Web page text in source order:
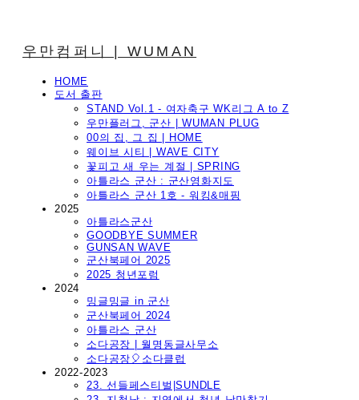
우만컴퍼니 | WUMAN
HOME
도서 출판
STAND Vol.1 - 여자축구 WK리그 A to Z
우만플러그, 군산 | WUMAN PLUG
00의 집, 그 집 | HOME
웨이브 시티 | WAVE CITY
꽃피고 새 우는 계절 | SPRING
아틀라스 군산 : 군산영화지도
아틀라스 군산 1호 - 워킹&매핑
2025
아틀라스군산
GOODBYE SUMMER
GUNSAN WAVE
군산북페어 2025
2025 청년포럼
2024
밍글밍글 in 군산
군산북페어 2024
아틀라스 군산
소다공장 | 월명동글사무소
소다공장🎈소다클럽
2022-2023
23. 선들페스티벌|SUNDLE